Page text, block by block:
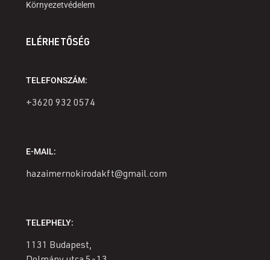
Környezetvédelem
ELÉRHETŐSÉG
TELEFONSZÁM:
+3620 932 0574
E-MAIL:
hazaimernokirodakft@gmail.com
TELEPHELY:
1131 Budapest,